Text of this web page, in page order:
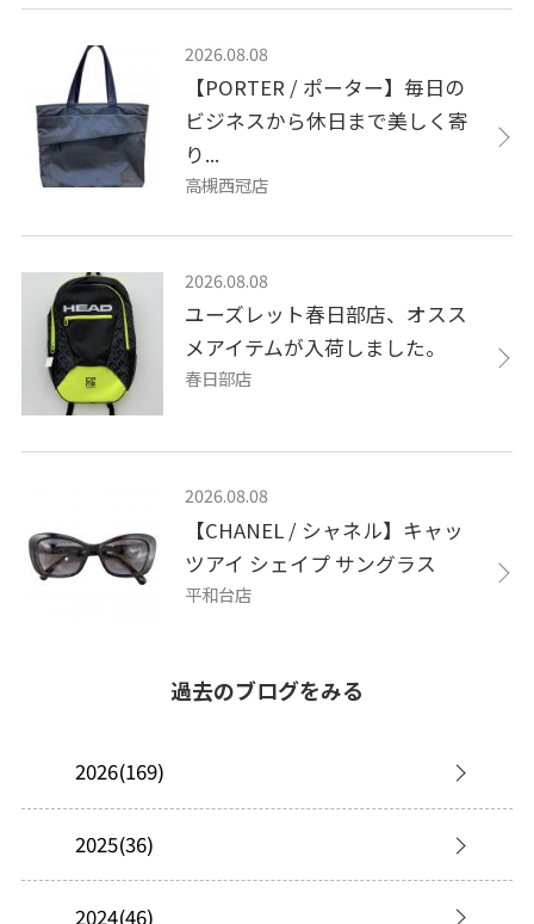
2026.08.08
【PORTER / ポーター】毎日の
ビジネスから休日まで美しく寄
り...
高槻西冠店
2026.08.08
ユーズレット春日部店、オスス
メアイテムが入荷しました。
春日部店
2026.08.08
【CHANEL / シャネル】キャッ
ツアイ シェイプ サングラス
平和台店
過去のブログをみる
2026(169)
2025(36)
2024(46)